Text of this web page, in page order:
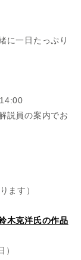
に一日たっぷり
説員の案内でお
ます）
木克洋氏の作品